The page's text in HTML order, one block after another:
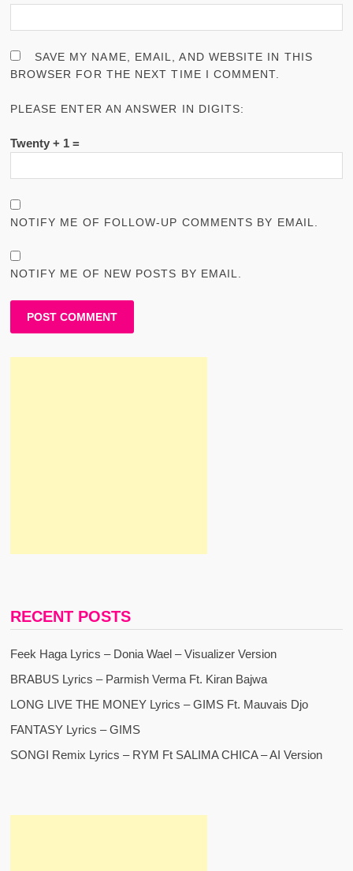
SAVE MY NAME, EMAIL, AND WEBSITE IN THIS
BROWSER FOR THE NEXT TIME I COMMENT.
PLEASE ENTER AN ANSWER IN DIGITS:
Twenty + 1 =
NOTIFY ME OF FOLLOW-UP COMMENTS BY EMAIL.
NOTIFY ME OF NEW POSTS BY EMAIL.
RECENT POSTS
Feek Haga Lyrics – Donia Wael – Visualizer Version
BRABUS Lyrics – Parmish Verma Ft. Kiran Bajwa
LONG LIVE THE MONEY Lyrics – GIMS Ft. Mauvais Djo
FANTASY Lyrics – GIMS
SONGI Remix Lyrics – RYM Ft SALIMA CHICA – AI Version